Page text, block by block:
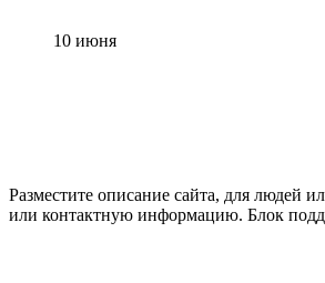
10 июня
Разместите описание сайта, для людей
или контактную информацию. Блок